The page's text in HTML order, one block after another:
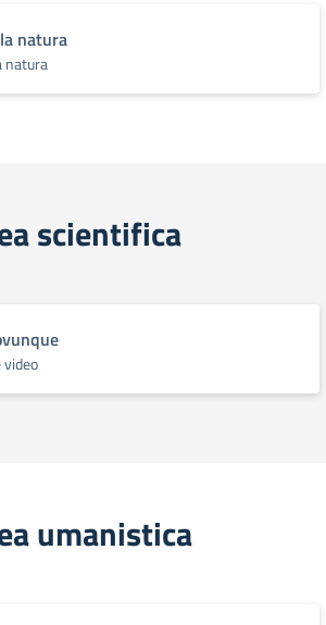
natura
natura
scientifica
video
umanistica